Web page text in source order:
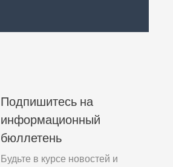
Подпишитесь на
информационный
бюллетень
Будьте в курсе новостей и